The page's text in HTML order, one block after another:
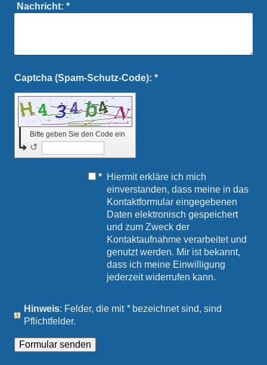
Nachricht: *
Captcha (Spam-Schutz-Code): *
Bitte geben Sie den Code ein
↺
* Hiermit erkläre ich mich
einverstanden, dass meine in das
Kontaktformular eingegebenen
Daten elektronisch gespeichert
und zum Zweck der
Kontaktaufnahme verarbeitet und
genutzt werden. Mir ist bekannt,
dass ich meine Einwilligung
jederzeit widerrufen kann.
Hinweis : Felder, die mit *bezeichnet sind, sind
Pflichtfelder.